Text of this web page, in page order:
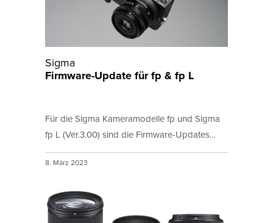
Sigma
Firmware-Update für fp & fp L
Für die Sigma Kameramodelle fp und Sigma
fp L (Ver.3.00) sind die Firmware-Updates...
8. März 2023